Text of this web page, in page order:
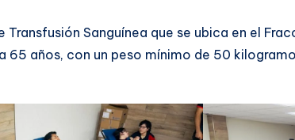
Sanguínea que se ubica en el
65 años, con un peso mínimo de 50